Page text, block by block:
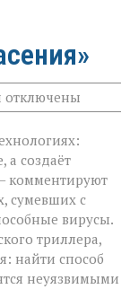
к
записи
научился
писать
вирусы — но
не
для
разрушения,
а
для
спасения»
отключены
создаёт
комментируют
сумевших с
вирусы.
триллера,
найти способ
неуязвимыми